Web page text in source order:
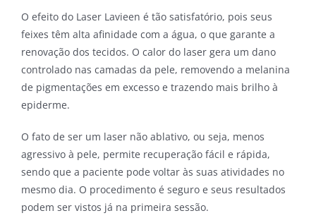
O efeito do Laser Lavieen é tão satisfatório, pois seus
feixes têm alta afinidade com a água, o que garante a
renovação dos tecidos. O calor do laser gera um dano
controlado nas camadas da pele, removendo a melanina
de pigmentações em excesso e trazendo mais brilho à
epiderme.
O fato de ser um laser não ablativo, ou seja, menos
agressivo à pele, permite recuperação fácil e rápida,
sendo que a paciente pode voltar às suas atividades no
mesmo dia. O procedimento é seguro e seus resultados
podem ser vistos já na primeira sessão.